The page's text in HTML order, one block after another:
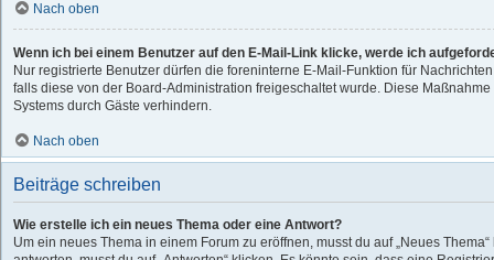
Nach oben
Wenn ich bei einem Benutzer auf den E-Mail-Link klicke, werde ich
Nur registrierte Benutzer dürfen die foreninterne E-Mail-Funktion für
falls diese von der Board-Administration freigeschaltet wurde. Diese
Systems durch Gäste verhindern.
Nach oben
Beiträge schreiben
Wie erstelle ich ein neues Thema oder eine Antwort?
Um ein neues Thema in einem Forum zu eröffnen, musst du auf „Neues